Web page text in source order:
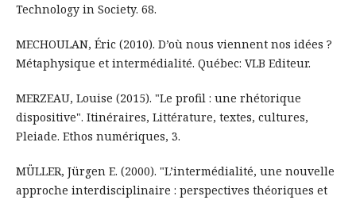
Technology in Society. 68.
MECHOULAN, Éric (2010). D’où nous viennent nos idées ?
Métaphysique et intermédialité. Québec: VLB Editeur.
MERZEAU, Louise (2015). "Le profil : une rhétorique
dispositive". Itinéraires, Littérature, textes, cultures,
Pleiade. Ethos numériques, 3.
MÜLLER, Jürgen E. (2000). "L’intermédialité, une nouvelle
approche interdisciplinaire : perspectives théoriques et